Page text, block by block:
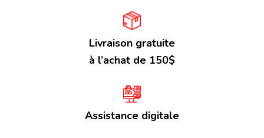
Livraison gratuite
à l’achat de 150$
Assistance digitale